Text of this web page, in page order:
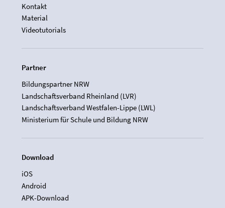
Kontakt
Material
Videotutorials
Partner
Bildungspartner NRW
Landschaftsverband Rheinland (LVR)
Landschaftsverband Westfalen-Lippe (LWL)
Ministerium für Schule und Bildung NRW
Download
iOS
Android
APK-Download